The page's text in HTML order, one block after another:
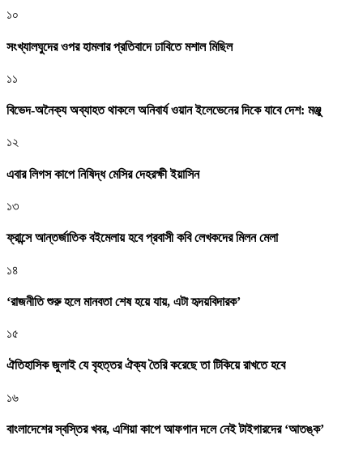
১০
সংখ্যালঘুদের ওপর হামলার প্রতিবাদে ঢাবিতে মশাল মিছিল
১১
বিভেদ-অনৈক্য অব্যাহত থাকলে অনিবার্য ওয়ান ইলেভেনের দিকে যাবে দেশ: মঞ্জু
১২
এবার লিগস কাপে নিষিদ্ধ মেসির দেহরক্ষী ইয়াসিন
১৩
ফ্রান্সে আন্তর্জাতিক বইমেলায় হবে প্রবাসী কবি লেখকদের মিলন মেলা
১৪
‘রাজনীতি শুরু হলে মানবতা শেষ হয়ে যায়, এটা হৃদয়বিদারক’
১৫
ঐতিহাসিক জুলাই যে বৃহত্তর ঐক্য তৈরি করেছে তা টিকিয়ে রাখতে হবে
১৬
বাংলাদেশের স্বস্তির খবর, এশিয়া কাপে আফগান দলে নেই টাইগারদের ‘আতঙ্ক’